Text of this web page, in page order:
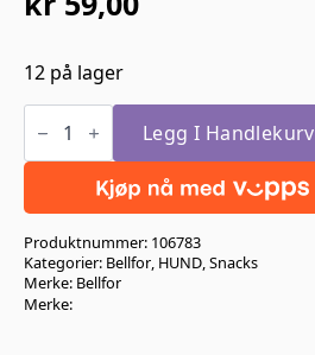
12 på lager
Bellfor
Myke
til
med
200gr
antall
Legg I Handlekurv
Produktnummer: 106783
Kategorier: Bellfor, HUND,Snacks
Merke: Bellfor
Merke: